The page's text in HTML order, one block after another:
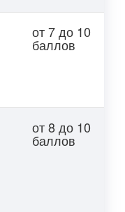
от 7 до 10
баллов
от 8 до 10
баллов